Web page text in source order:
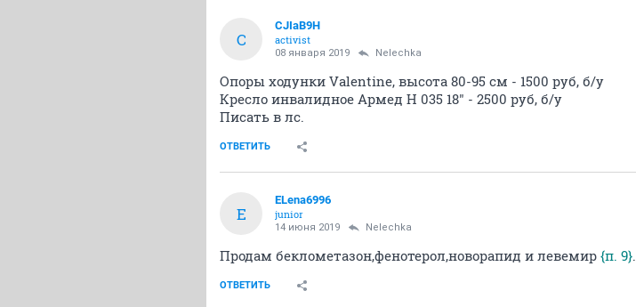
C
CJIaB9H
activist
08 января 2019 Nelechka
Опоры ходунки Valentine, высота 80-95 см - 1500 руб, б/у
Кресло инвалидное Армед Н 035 18" - 2500 руб, б/у
Писать в лс.
ОТВЕТИТЬ
E
ELena6996
junior
14 июня 2019 Nelechka
Продам беклометазон,фенотерол,новорапид и левемир {п. 9}.
ОТВЕТИТЬ